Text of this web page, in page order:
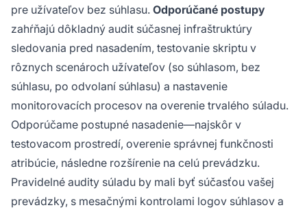
pre užívateľov bez súhlasu. Odporúčané postupy
zahŕňajú dôkladný audit súčasnej infraštruktúry
sledovania pred nasadením, testovanie skriptu v
rôznych scenároch užívateľov (so súhlasom, bez
súhlasu, po odvolaní súhlasu) a nastavenie
monitorovacích procesov na overenie trvalého súladu.
Odporúčame postupné nasadenie—najskôr v
testovacom prostredí, overenie správnej funkčnosti
atribúcie, následne rozšírenie na celú prevádzku.
Pravidelné audity súladu by mali byť súčasťou vašej
prevádzky, s mesačnými kontrolami logov súhlasov a